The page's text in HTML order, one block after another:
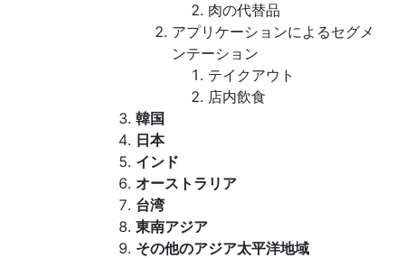
肉の代替品
アプリケーションによるセグメ
ンテーション
テイクアウト
店内飲食
韓国
日本
インド
オーストラリア
台湾
東南アジア
その他のアジア太平洋地域